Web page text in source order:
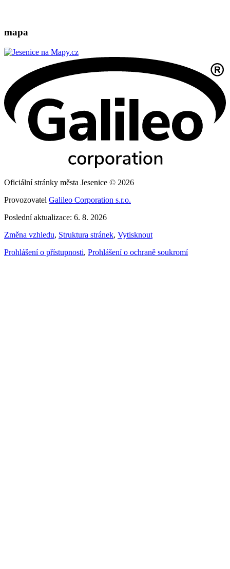
mapa
Oficiální stránky města Jesenice © 2026
Provozovatel Galileo Corporation s.r.o.
Poslední aktualizace: 6. 8. 2026
Změna vzhledu, Struktura stránek, Vytisknout
Prohlášení o přístupnosti, Prohlášení o ochraně soukromí